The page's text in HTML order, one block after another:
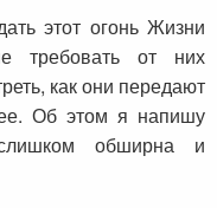
этот огонь Жизни
от них
как они передают
Об этом я напишу
обширна и